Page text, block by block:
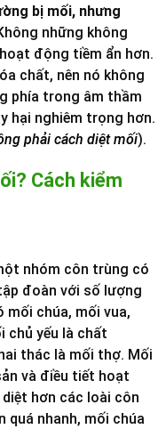
bị mối, nhưng
những không
động tiềm ẩn hơn.
chất, nên nó không
phía trong âm thầm
hại nghiêm trọng hơn.
phải cách diệt mối).
Cách kiểm
nhóm côn trùng có
đoàn với số lượng
chúa, mối vua,
chủ yếu là chất
thác là mối thợ. Mối
và điều tiết hoạt
hơn các loài côn
quá nhanh, mối chúa